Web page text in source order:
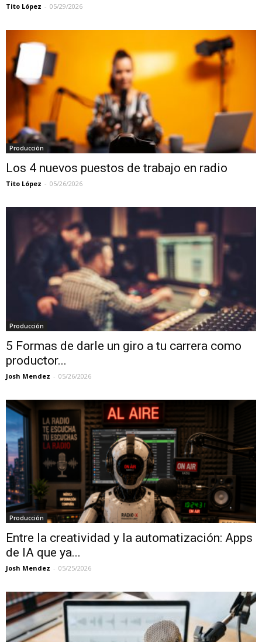
Tito López - 05/29/2026
Producción
Los 4 nuevos puestos de trabajo en radio
Tito López - 05/26/2026
Producción
5 Formas de darle un giro a tu carrera como
productor...
Josh Mendez - 05/26/2026
Producción
Entre la creatividad y la automatización: Apps
de IA que ya...
Josh Mendez - 05/25/2026